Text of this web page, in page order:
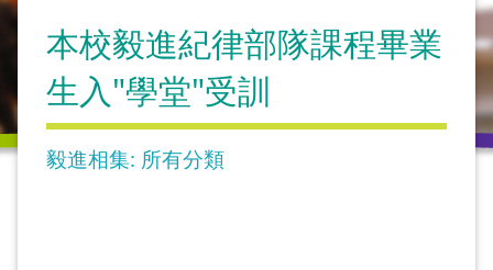
本校毅進紀律部隊課程畢業
生入"學堂"受訓
毅進相集: 所有分類